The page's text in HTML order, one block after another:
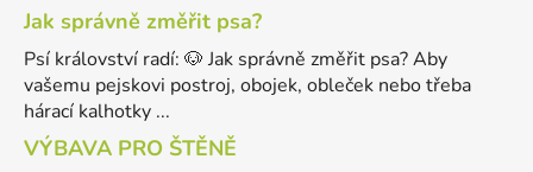
Jak správně změřit psa?
Psí království radí: 🐶 Jak správně změřit psa? Aby
vašemu pejskovi postroj, obojek, obleček nebo třeba
hárací kalhotky ...
VÝBAVA PRO ŠTĚNĚ